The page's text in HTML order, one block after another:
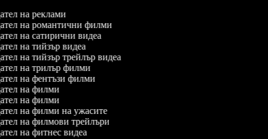
на реклами
на романтични филми
на сатирични видеа
на тийзър видеа
на тийзър трейлър видеа
на трилър филми
на фентъзи филми
на филми
на филми
на филми на ужасите
на филмови трейлъри
на фитнес видеа